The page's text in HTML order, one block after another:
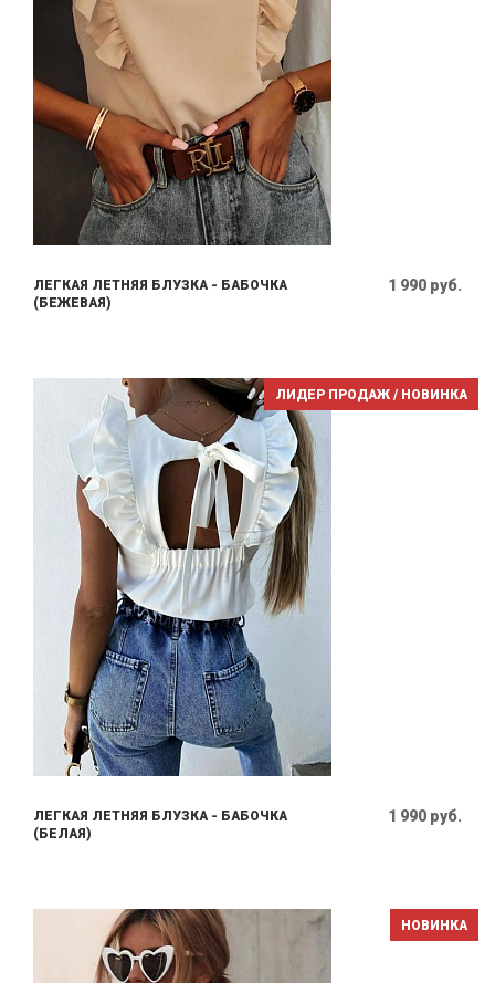
ЛЕГКАЯ ЛЕТНЯЯ БЛУЗКА - БАБОЧКА
(БЕЖЕВАЯ)
1 990 руб.
ЛИДЕР ПРОДАЖ / НОВИНКА
ЛЕГКАЯ ЛЕТНЯЯ БЛУЗКА - БАБОЧКА
(БЕЛАЯ)
1 990 руб.
НОВИНКА